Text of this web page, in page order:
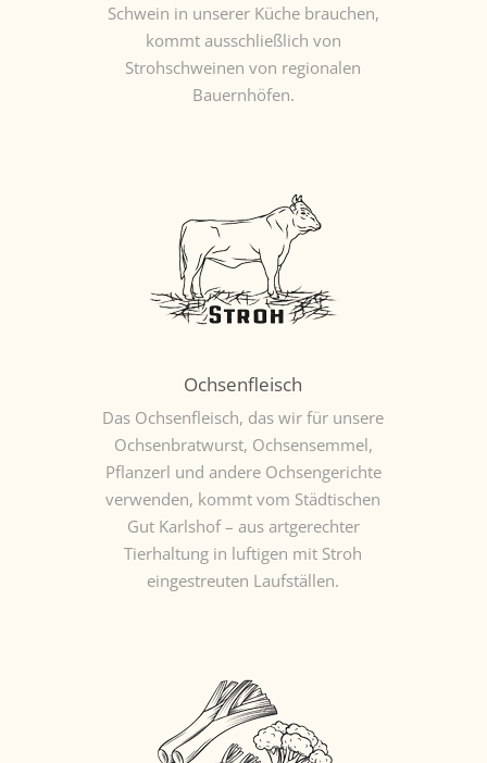
Schwein in unserer Küche brauchen,
kommt ausschließlich von
Strohschweinen von regionalen
Bauernhöfen.
Ochsenfleisch
Das Ochsenfleisch, das wir für unsere
Ochsenbratwurst, Ochsensemmel,
Pflanzerl und andere Ochsengerichte
verwenden, kommt vom Städtischen
Gut Karlshof – aus artgerechter
Tierhaltung in luftigen mit Stroh
eingestreuten Laufställen.